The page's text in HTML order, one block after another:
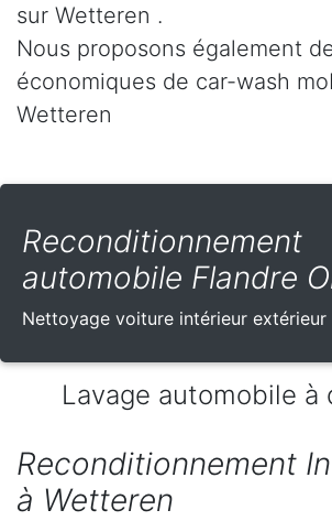
sur Wetteren .
Nous proposons également
économiques de car-wash
Wetteren
Reconditionnement
automobile Flandre
Nettoyage voiture intérieur extérieur
Lavage automobile à
Reconditionnement
à Wetteren